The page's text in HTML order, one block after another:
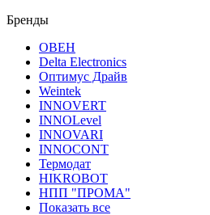
Бренды
ОВЕН
Delta Electronics
Оптимус Драйв
Weintek
INNOVERT
INNOLevel
INNOVARI
INNOCONT
Термодат
HIKROBOT
НПП "ПРОМА"
Показать все